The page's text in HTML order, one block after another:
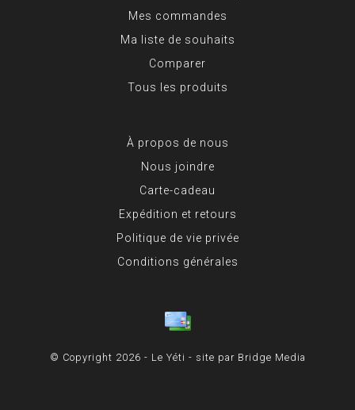
Mes commandes
Ma liste de souhaits
Comparer
Tous les produits
À propos de nous
Nous joindre
Carte-cadeau
Expédition et retours
Politique de vie privée
Conditions générales
© Copyright 2026 - Le Yéti - site par Bridge Media